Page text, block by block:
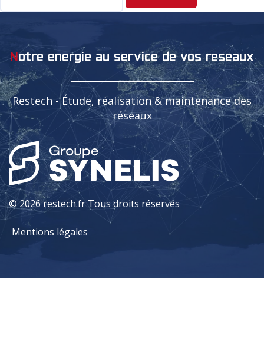
notre energie au service de vos reseaux
Restech - Étude, réalisation & maintenance des
réseaux
© 2026 restech.fr Tous droits réservés
Mentions légales